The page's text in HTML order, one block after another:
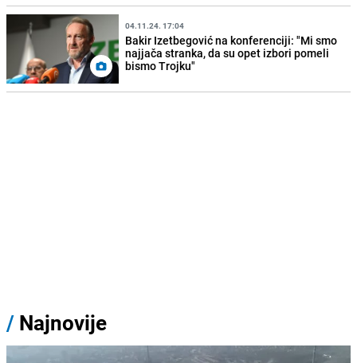
04.11.24. 17:04
Bakir Izetbegović na konferenciji: "Mi smo
najjača stranka, da su opet izbori pomeli
bismo Trojku"
/ Najnovije